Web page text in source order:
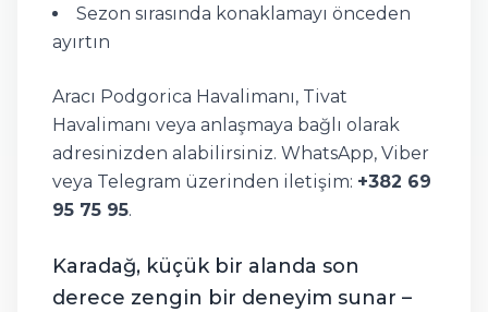
Sezon sırasında konaklamayı önceden
ayırtın
Aracı Podgorica Havalimanı, Tivat
Havalimanı veya anlaşmaya bağlı olarak
adresinizden alabilirsiniz. WhatsApp, Viber
veya Telegram üzerinden iletişim: +382 69
95 75 95.
Karadağ, küçük bir alanda son
derece zengin bir deneyim sunar –